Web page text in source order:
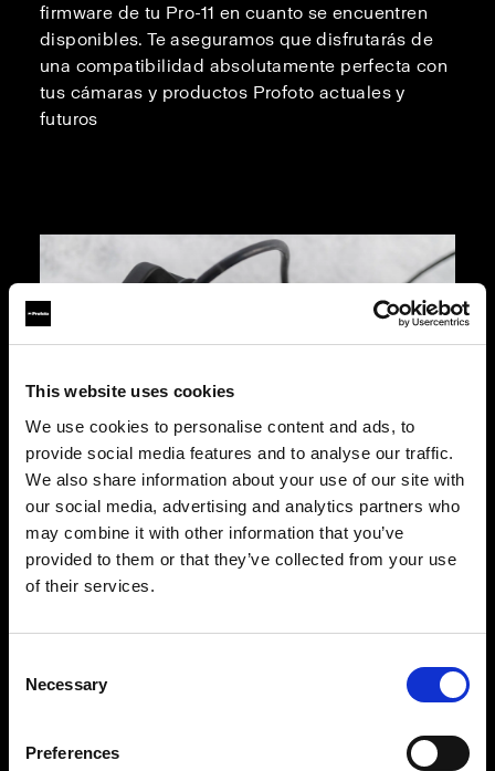
This website uses cookies
We use cookies to personalise content and ads, to
provide social media features and to analyse our traffic.
We also share information about your use of our site with
our social media, advertising and analytics partners who
may combine it with other information that you’ve
provided to them or that they’ve collected from your use
of their services.
Selection
Necessary
Preferences
firmware de tu Pro-11 en cuanto se encuentren
disponibles. Te aseguramos que disfrutarás de
una compatibilidad absolutamente perfecta con
tus cámaras y productos Profoto actuales y
futuros
Precisión y control impresionantes
Gracias a un rango de potencia de 11 f-stops al
configurar la luz que desees. Puedes ajustarla en
2400 Ws y controlar cada antorcha de forma
fotografiar con potencia y precisión, de una toma